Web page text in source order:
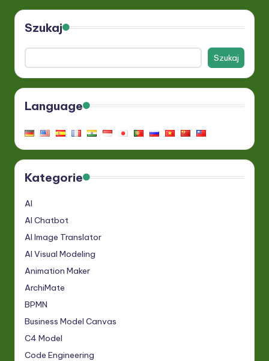
Szukaj
Szukaj
Language
Kategorie
AI
AI Chatbot
AI Image Translator
AI Visual Modeling
Animation Maker
ArchiMate
BPMN
Business Model Canvas
C4 Model
Code Engineering